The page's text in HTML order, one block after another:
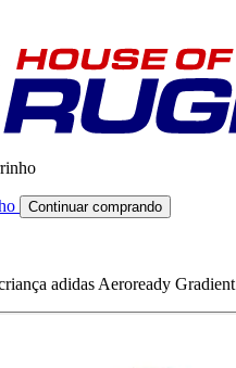
Continuar comprando
adidas Aeroready Gradient